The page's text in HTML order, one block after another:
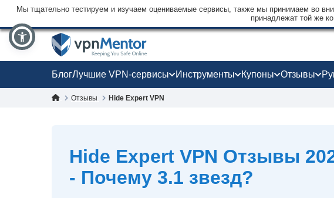
Мы тщательно тестируем и изучаем оцениваемые сервисы, также мы принимаем во
принадлежат той же
БлогЛучшие VPN-сервисы Инструменты Купоны Отзывы
Отзывы Hide Expert VPN
Hide Expert VPN Oтзывы
- Почему 3.1 звезд?